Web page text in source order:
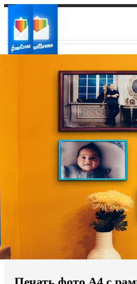
Ваш регион доставки
Выберите из списка:
Мы доставляем по всему миру